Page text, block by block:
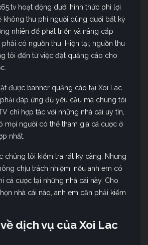
hoạt động dưới hình thức phi lợi
không thu phí người dùng dưới bất kỳ
nhiên để phát triển và nâng cấp
có nguồn thu. Hiện tại, nguồn thu
tôi đến từ việc đặt quảng cáo cho
được banner quảng cáo tại Xoi Lac
đáp ứng đủ yêu cầu mà chúng tôi
chỉ hợp tác với những nhà cái uy tín,
mọi người có thể tham gia cá cược ở
nhất.
chúng tôi kiểm tra rất kỹ càng. Nhưng
chịu trách nhiệm, nếu anh em có
cá cược tại những nhà cái này. Cho
nhà cái nào, anh em cần phải kiểm
dịch vụ của Xoi Lac